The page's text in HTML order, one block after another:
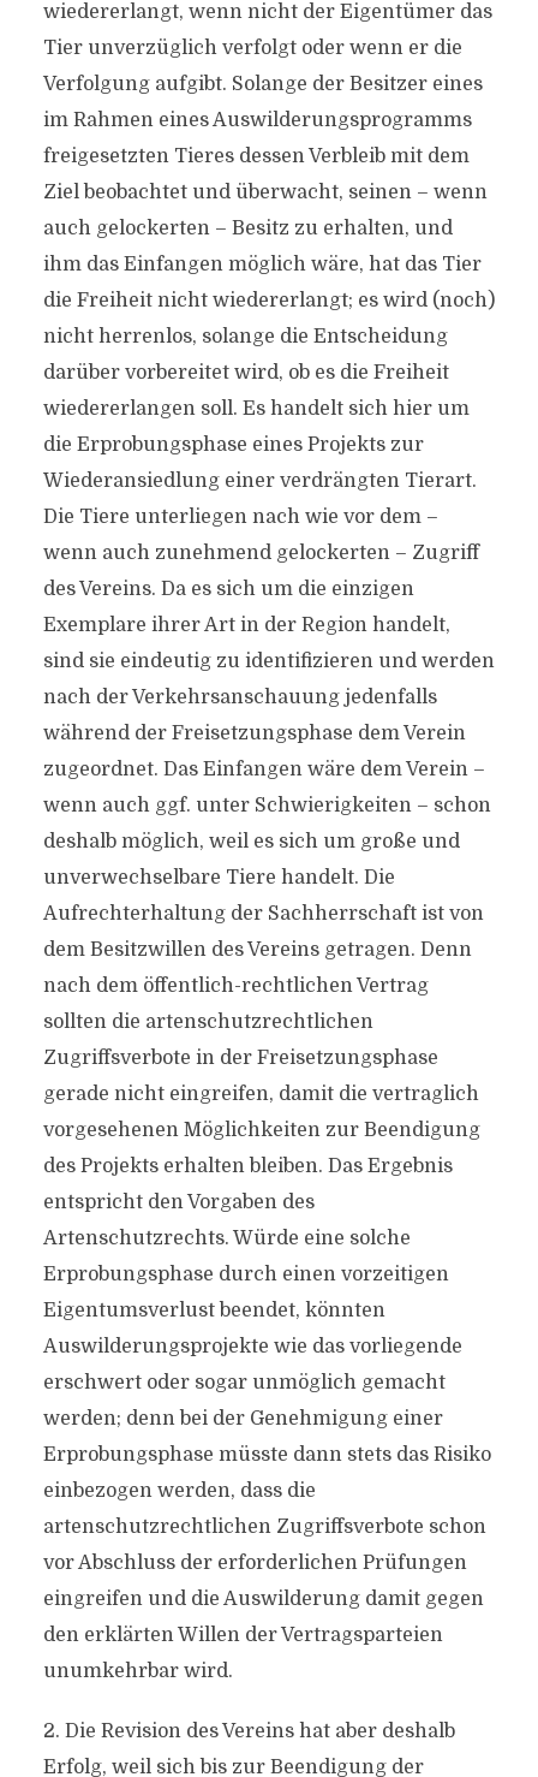
wiedererlangt, wenn nicht der Eigentümer das
Tier unverzüglich verfolgt oder wenn er die
Verfolgung aufgibt. Solange der Besitzer eines
im Rahmen eines Auswilderungsprogramms
freigesetzten Tieres dessen Verbleib mit dem
Ziel beobachtet und überwacht, seinen – wenn
auch gelockerten – Besitz zu erhalten, und
ihm das Einfangen möglich wäre, hat das Tier
die Freiheit nicht wiedererlangt; es wird (noch)
nicht herrenlos, solange die Entscheidung
darüber vorbereitet wird, ob es die Freiheit
wiedererlangen soll. Es handelt sich hier um
die Erprobungsphase eines Projekts zur
Wiederansiedlung einer verdrängten Tierart.
Die Tiere unterliegen nach wie vor dem –
wenn auch zunehmend gelockerten – Zugriff
des Vereins. Da es sich um die einzigen
Exemplare ihrer Art in der Region handelt,
sind sie eindeutig zu identifizieren und werden
nach der Verkehrsanschauung jedenfalls
während der Freisetzungsphase dem Verein
zugeordnet. Das Einfangen wäre dem Verein –
wenn auch ggf. unter Schwierigkeiten – schon
deshalb möglich, weil es sich um große und
unverwechselbare Tiere handelt. Die
Aufrechterhaltung der Sachherrschaft ist von
dem Besitzwillen des Vereins getragen. Denn
nach dem öffentlich-rechtlichen Vertrag
sollten die artenschutzrechtlichen
Zugriffsverbote in der Freisetzungsphase
gerade nicht eingreifen, damit die vertraglich
vorgesehenen Möglichkeiten zur Beendigung
des Projekts erhalten bleiben. Das Ergebnis
entspricht den Vorgaben des
Artenschutzrechts. Würde eine solche
Erprobungsphase durch einen vorzeitigen
Eigentumsverlust beendet, könnten
Auswilderungsprojekte wie das vorliegende
erschwert oder sogar unmöglich gemacht
werden; denn bei der Genehmigung einer
Erprobungsphase müsste dann stets das Risiko
einbezogen werden, dass die
artenschutzrechtlichen Zugriffsverbote schon
vor Abschluss der erforderlichen Prüfungen
eingreifen und die Auswilderung damit gegen
den erklärten Willen der Vertragsparteien
unumkehrbar wird.
2. Die Revision des Vereins hat aber deshalb
Erfolg, weil sich bis zur Beendigung der